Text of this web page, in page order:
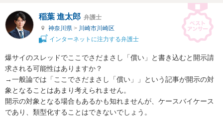
稲葉 進太郎 弁護士
神奈川県 > 川崎市川崎区
インターネットに注力する弁護士
爆サイのスレッドでここでさだまさし「償い」と書き込むと開示請
求される可能性はありますか？
→一般論では「ここでさだまさし「償い」」という記事が開示の対
象となることはあまり考えられません。
開示の対象となる場合もあるかも知れませんが、ケースバイケース
であり、類型化することはできないでしょう。